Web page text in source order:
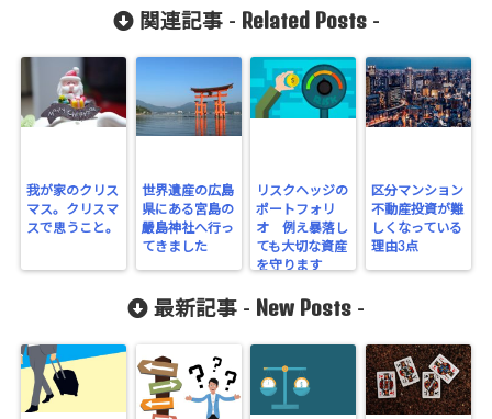
関連記事 - Related Posts-
我が家のクリス
マス。クリスマ
スで思うこと。
世界遺産の広島
県にある宮島の
嚴島神社へ行っ
てきました
リスクヘッジの
ポートフォリ
オ 例え暴落し
ても大切な資産
を守ります
区分マンション
不動産投資が難
しくなっている
理由3点
最新記事 - New Posts -